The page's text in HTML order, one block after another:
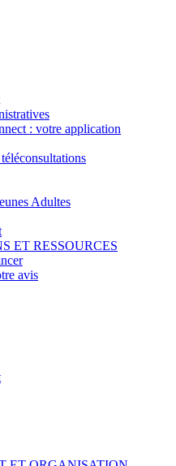
: votre application
Adultes
ET RESSOURCES
avis